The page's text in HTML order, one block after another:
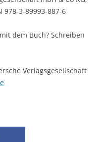
978-3-89993-887-6
dem Buch? Schreiben
Verlagsgesellschaft